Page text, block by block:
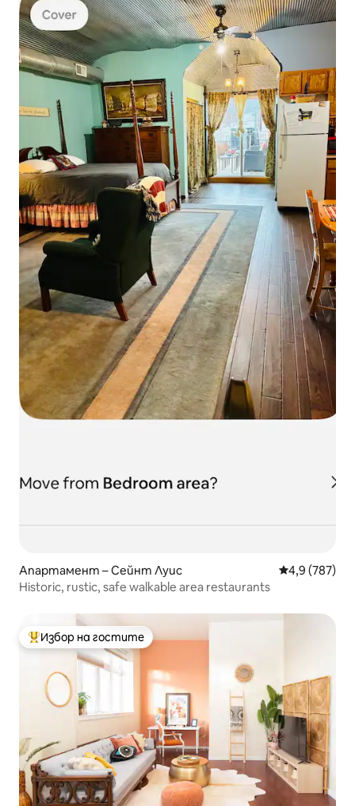
Апартамент – Сейнт Луис Средна
4,9 (787)
Historic, rustic, safe walkable area restaurants
Най-популярен избор на гостите
Избор на гостите